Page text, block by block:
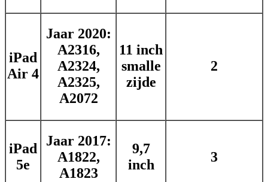
iPad
Air 4
Jaar 2020:
A2316,
A2324,
A2325,
A2072
11 inch
smalle
zijde
2
iPad
5e
Jaar 2017:
A1822,
A1823
9,7
inch
3